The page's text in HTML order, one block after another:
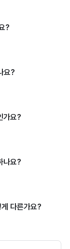
?
요?
가요?
나요?
다른가요?